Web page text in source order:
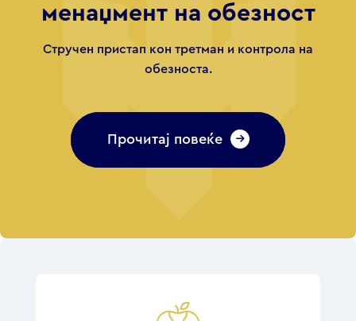
менаџмент на обезност
Стручен пристап кон третман и контрола на
обезноста.
Прочитај повеќе